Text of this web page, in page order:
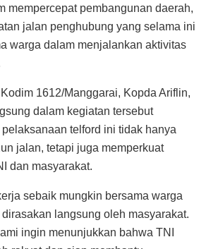
mempercepat pembangunan daerah,
jalan penghubung yang selama ini
warga dalam menjalankan aktivitas
1612/Manggarai, Kopda Ariflin,
dalam kegiatan tersebut
telford ini tidak hanya
jalan, tetapi juga memperkuat
dan masyarakat.
sebaik mungkin bersama warga
langsung oleh masyarakat.
ingin menunjukkan bahwa TNI